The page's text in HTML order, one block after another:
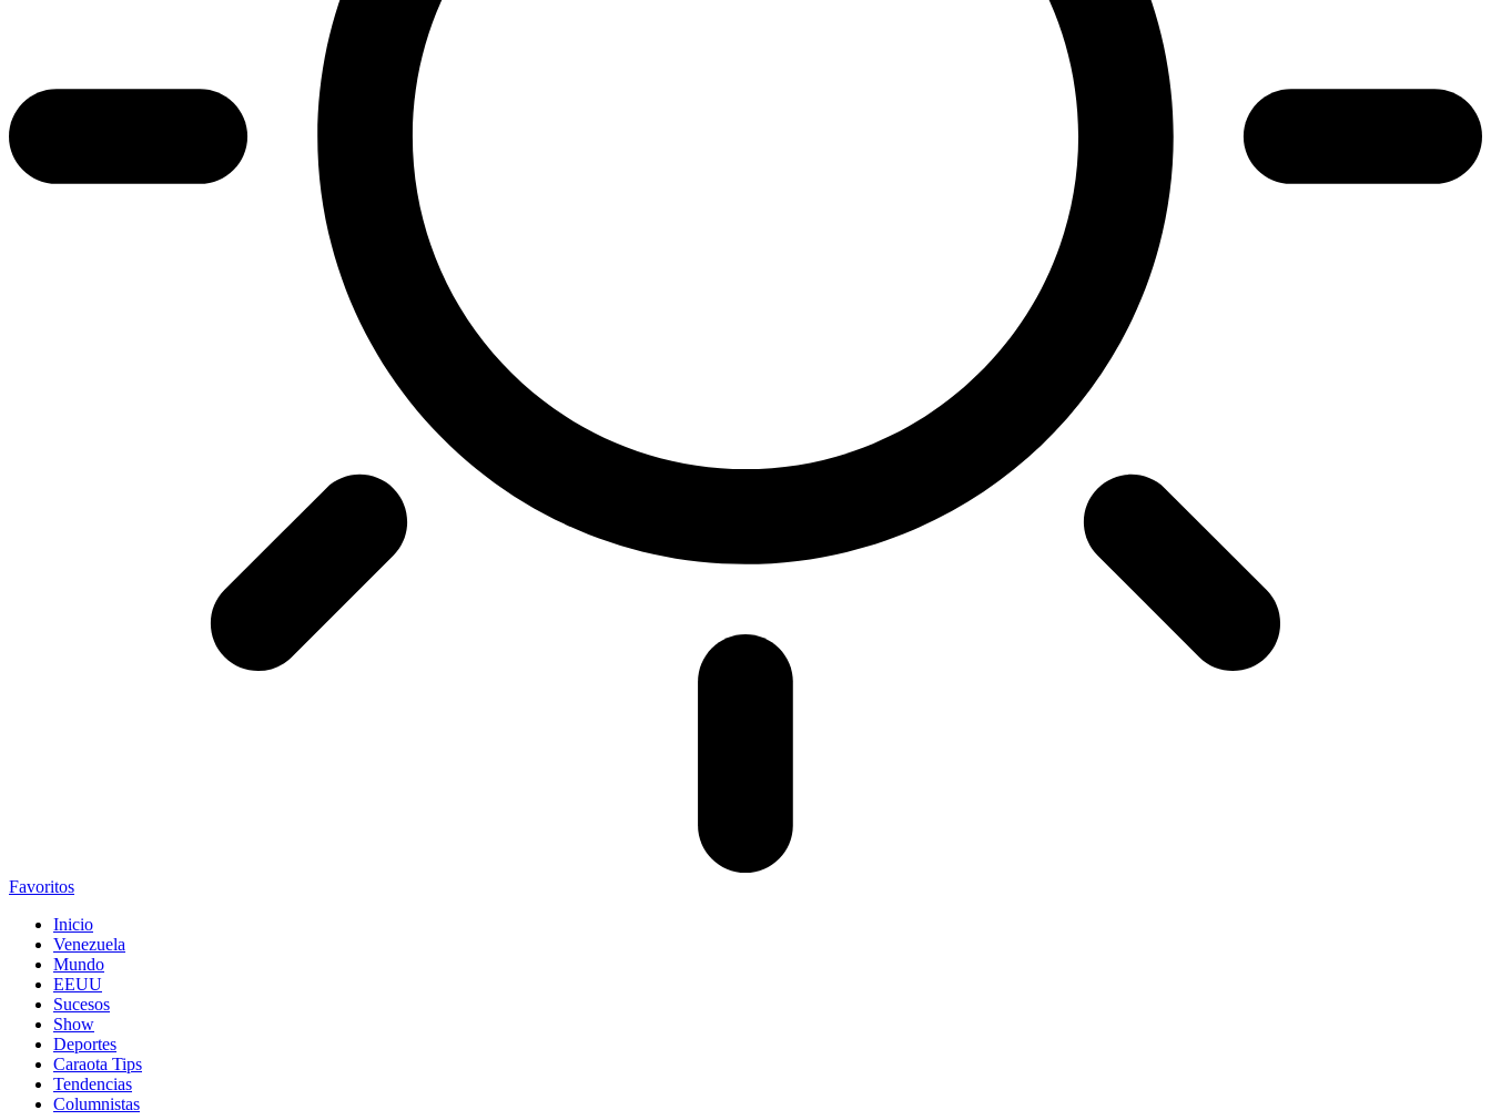
Favoritos
Inicio
Venezuela
Mundo
EEUU
Sucesos
Show
Deportes
Caraota Tips
Tendencias
Columnistas